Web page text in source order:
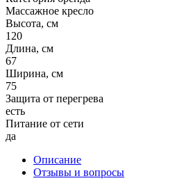
Массажное кресло
Высота, см
120
Длина, см
67
Ширина, см
75
Защита от перегрева
есть
Питание от сети
да
Описание
Отзывы и вопросы